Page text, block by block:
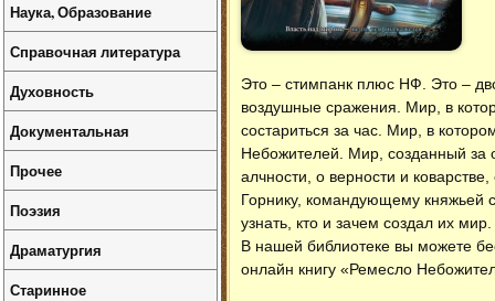
Это – стимпанк плюс НФ. Это –
воздушные сражения. Мир, в
состариться за час. Мир, в
Небожителей. Мир, созданный за
алчности, о верности и
Горнику, командующему княжьей
узнать, кто и зачем создал их
В нашей библиотеке вы можете
онлайн книгу «Ремесло
Наука, Образование
Справочная литература
Духовность
Документальная
Прочее
Поэзия
Драматургия
Старинное